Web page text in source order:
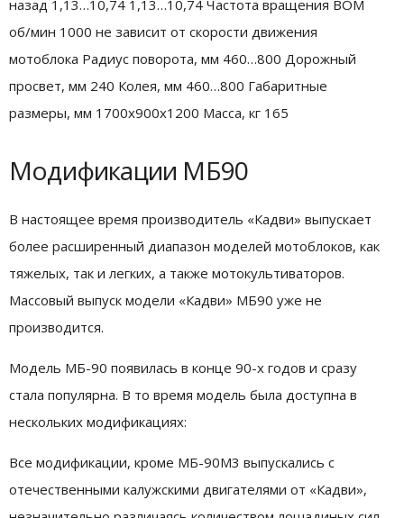
назад 1,13…10,74 1,13…10,74 Частота вращения ВОМ
об/мин 1000 не зависит от скорости движения
мотоблока Радиус поворота, мм 460…800 Дорожный
просвет, мм 240 Колея, мм 460…800 Габаритные
размеры, мм 1700х900х1200 Масса, кг 165
Модификации МБ90
В настоящее время производитель «Кадви» выпускает
более расширенный диапазон моделей мотоблоков, как
тяжелых, так и легких, а также мотокультиваторов.
Массовый выпуск модели «Кадви» МБ90 уже не
производится.
Модель МБ-90 появилась в конце 90-х годов и сразу
стала популярна. В то время модель была доступна в
нескольких модификациях:
Все модификации, кроме МБ-90М3 выпускались с
отечественными калужскими двигателями от «Кадви»,